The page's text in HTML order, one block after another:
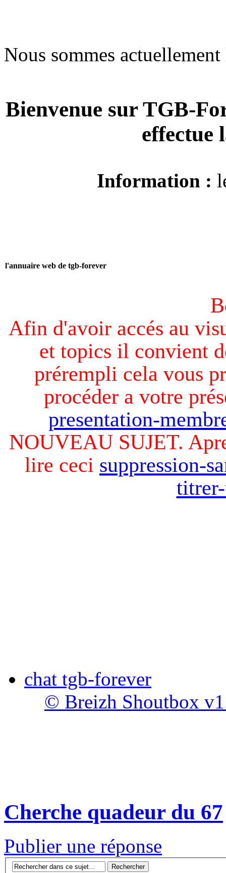
Nous sommes
Bienvenue sur TGB-
Information :
l'annuaire web de tgb-forever
Afin d'avoir accés au
et topics il convient
prérempli cela vous
procéder a votre
presentation-
NOUVEAU SUJET.
lire ceci suppression-
chat tgb-forever
© Breizh Shoutbox
Cherche quadeur du 67
Publier une réponse